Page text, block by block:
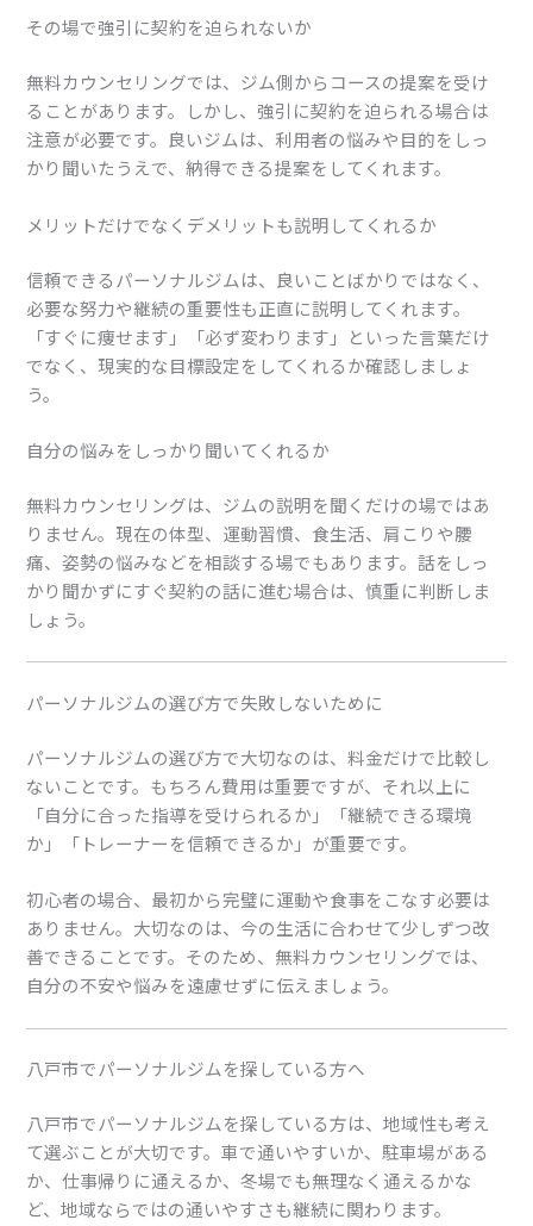
その場で強引に契約を迫られないか
無料カウンセリングでは、ジム側からコースの提案を受け
ることがあります。しかし、強引に契約を迫られる場合は
注意が必要です。良いジムは、利用者の悩みや目的をしっ
かり聞いたうえで、納得できる提案をしてくれます。
メリットだけでなくデメリットも説明してくれるか
信頼できるパーソナルジムは、良いことばかりではなく、
必要な努力や継続の重要性も正直に説明してくれます。
「すぐに痩せます」「必ず変わります」といった言葉だけ
でなく、現実的な目標設定をしてくれるか確認しましょ
う。
自分の悩みをしっかり聞いてくれるか
無料カウンセリングは、ジムの説明を聞くだけの場ではあ
りません。現在の体型、運動習慣、食生活、肩こりや腰
痛、姿勢の悩みなどを相談する場でもあります。話をしっ
かり聞かずにすぐ契約の話に進む場合は、慎重に判断しま
しょう。
パーソナルジムの選び方で失敗しないために
パーソナルジムの選び方で大切なのは、料金だけで比較し
ないことです。もちろん費用は重要ですが、それ以上に
「自分に合った指導を受けられるか」「継続できる環境
か」「トレーナーを信頼できるか」が重要です。
初心者の場合、最初から完璧に運動や食事をこなす必要は
ありません。大切なのは、今の生活に合わせて少しずつ改
善できることです。そのため、無料カウンセリングでは、
自分の不安や悩みを遠慮せずに伝えましょう。
八戸市でパーソナルジムを探している方へ
八戸市でパーソナルジムを探している方は、地域性も考え
て選ぶことが大切です。車で通いやすいか、駐車場がある
か、仕事帰りに通えるか、冬場でも無理なく通えるかな
ど、地域ならではの通いやすさも継続に関わります。